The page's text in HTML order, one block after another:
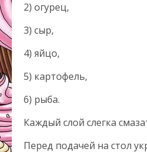
2) огурец,
3) сыр,
4) яйцо,
5) картофель,
6) рыба.
Каждый слой слегка
Перед подачей на стол